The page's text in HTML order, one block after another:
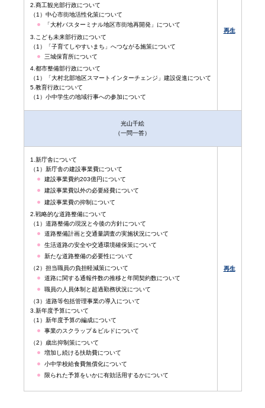
2.商工観光部行政について
（1）中心市街地活性化策について
「大村バスターミナル地区市街地再開発」について
3.こども未来部行政について
（1）「子育てしやすいまち」へつながる施策について
三城保育所について
4.都市整備部行政について
（1）「大村北部地区スマートインターチェンジ」建設促進について
5.教育行政について
（1）小中学生の地域行事への参加について
再生
光山千絵
（一問一答）
1.新庁舎について
（1）新庁舎の建設事業費について
建設事業費約203億円について
建設事業費以外の必要経費について
建設事業費の抑制について
2.戦略的な道路整備について
（1）道路整備の現況と今後の方針について
道路整備計画と交通量調査の実施状況について
生活道路の安全や交通環境確保策について
新たな道路整備の必要性について
（2）担当職員の負担軽減策について
道路に関する通報件数の推移と年間契約数について
職員の人員体制と超過勤務状況について
（3）道路等包括管理事業の導入について
3.新年度予算について
（1）新年度予算の編成について
事業のスクラップ＆ビルドについて
（2）歳出抑制策について
増加し続ける扶助費について
小中学校給食費無償化について
限られた予算をいかに有効活用するかについて
再生